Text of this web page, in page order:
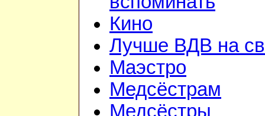
Кино
Лучше ВДВ на
Маэстро
Медсёстрам
Медсёстры